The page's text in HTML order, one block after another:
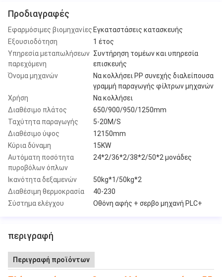
Προδιαγραφές
Εφαρμόσιμες βιομηχανίες Εγκαταστάσεις κατασκευής
Εξουσιοδότηση
1 έτος
Υπηρεσία μεταπωλήσεων
παρεχόμενη
Συντήρηση τομέων και υπηρεσία
επισκευής
Όνομα μηχανών
Να κολλήσει PP συνεχής διαλείπουσα
γραμμή παραγωγής φίλτρων μηχανών
Χρήση
Να κολλήσει
Διαθέσιμο πλάτος
650/900/950/1250mm
Ταχύτητα παραγωγής
5-20M/S
Διαθέσιμο ύψος
12150mm
Κύρια δύναμη
15KW
Αυτόματη ποσότητα
πυροβόλων όπλων
24*2/36*2/38*2/50*2 μονάδες
Ικανότητα δεξαμενών
50kg*1/50kg*2
Διαθέσιμη θερμοκρασία
40-230
Σύστημα ελέγχου
Οθόνη αφής + σερβο μηχανή PLC+
περιγραφή
Περιγραφή προϊόντων